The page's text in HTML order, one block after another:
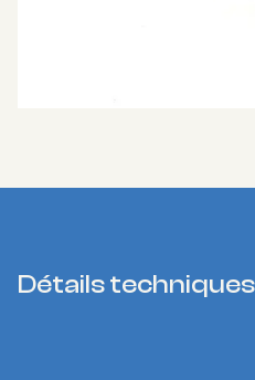
Détails techniques